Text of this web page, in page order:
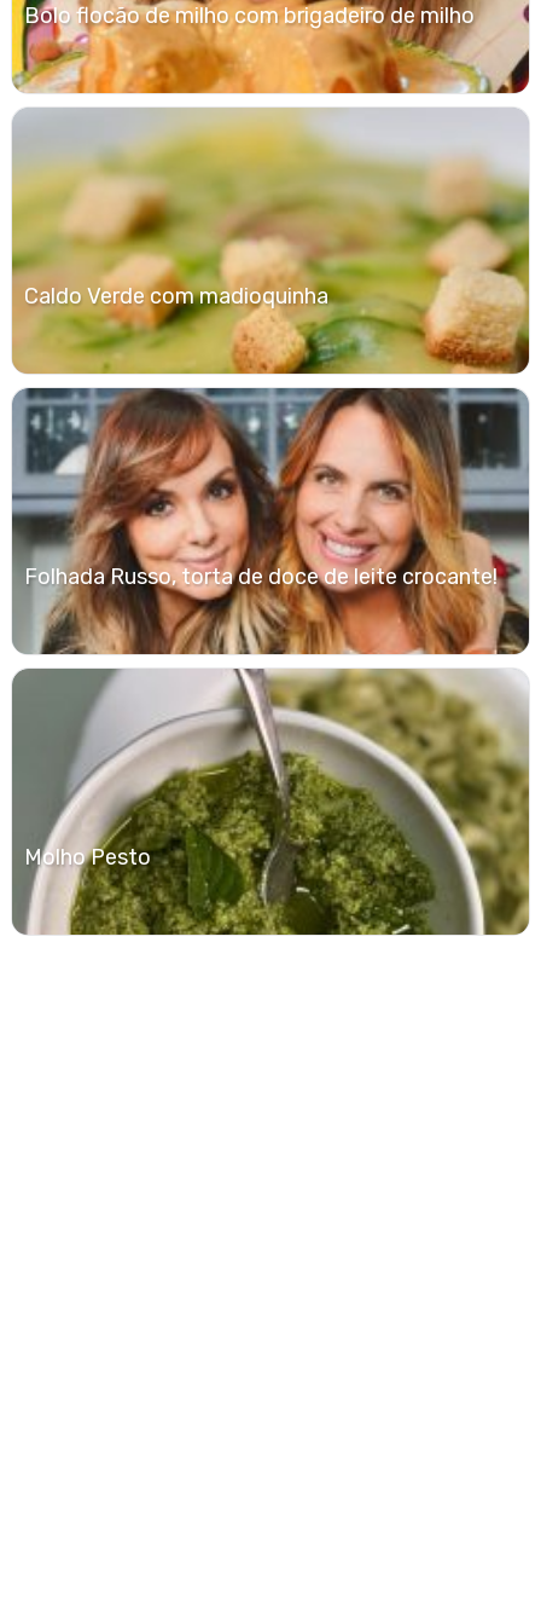
Bolo flocão de milho com brigadeiro de milho
Caldo Verde com madioquinha
Folhada Russo, torta de doce de leite crocante!
Molho Pesto